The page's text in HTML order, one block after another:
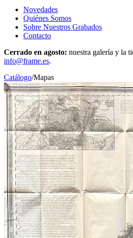
Novedades
Quiénes Somos
Sobre Nuestros Grabados
Contacto
Cerrado en agosto: nuestra galería y la
info@frame.es.
Catálogo/Mapas